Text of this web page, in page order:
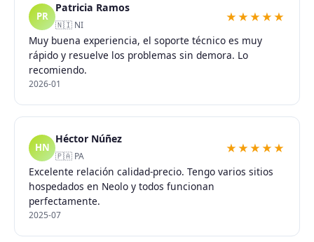
PR
Patricia Ramos
🇳🇮 NI
★★★★★
Muy buena experiencia, el soporte técnico es muy
rápido y resuelve los problemas sin demora. Lo
recomiendo.
2026-01
HN
Héctor Núñez
🇵🇦 PA
★★★★★
Excelente relación calidad-precio. Tengo varios sitios
hospedados en Neolo y todos funcionan
perfectamente.
2025-07